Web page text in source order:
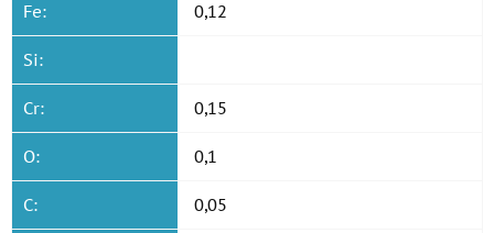
Fe: 0,12
Si:
Cr: 0,15
O: 0,1
C: 0,05